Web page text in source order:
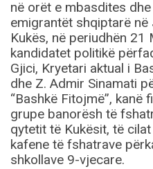
në orët e mbasdites
emigrantët shqiptarë në
Kukës, në periudhën
kandidatet politikë
Gjici, Kryetari aktual i
dhe Z. Admir Sinamati
“Bashkë Fitojmë”, kanë
grupe banorësh të
qytetit të Kukësit, të
kafene të fshatrave
shkollave 9-vjecare.